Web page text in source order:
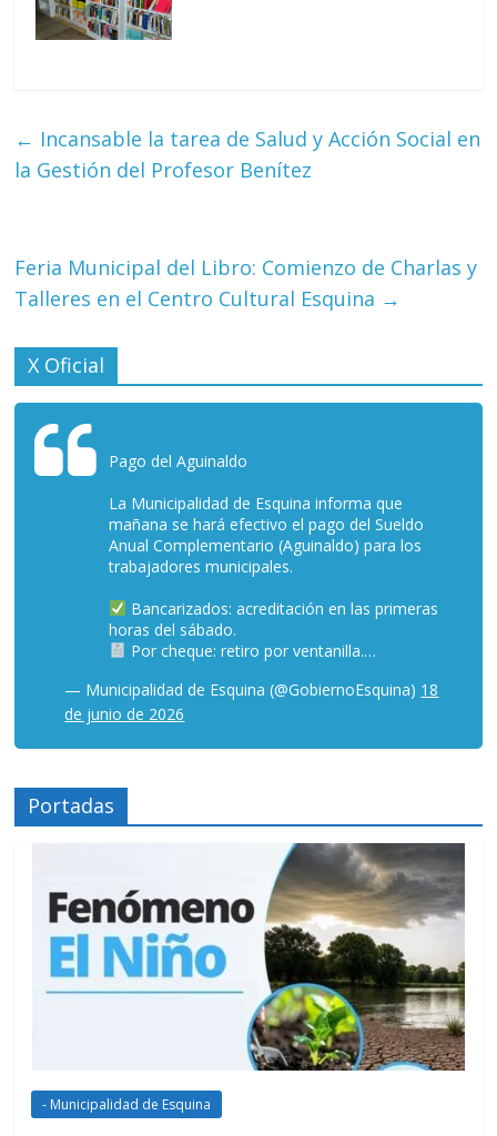
← Incansable la tarea de Salud y Acción Social en
la Gestión del Profesor Benítez
Feria Municipal del Libro: Comienzo de Charlas y
Talleres en el Centro Cultural Esquina →
X Oficial
Pago del Aguinaldo
La Municipalidad de Esquina informa que
mañana se hará efectivo el pago del Sueldo
Anual Complementario (Aguinaldo) para los
trabajadores municipales.
Bancarizados: acreditación en las primeras
horas del sábado.
Por cheque: retiro por ventanilla.…
— Municipalidad de Esquina (@GobiernoEsquina) 18
de junio de 2026
Portadas
- Municipalidad de Esquina